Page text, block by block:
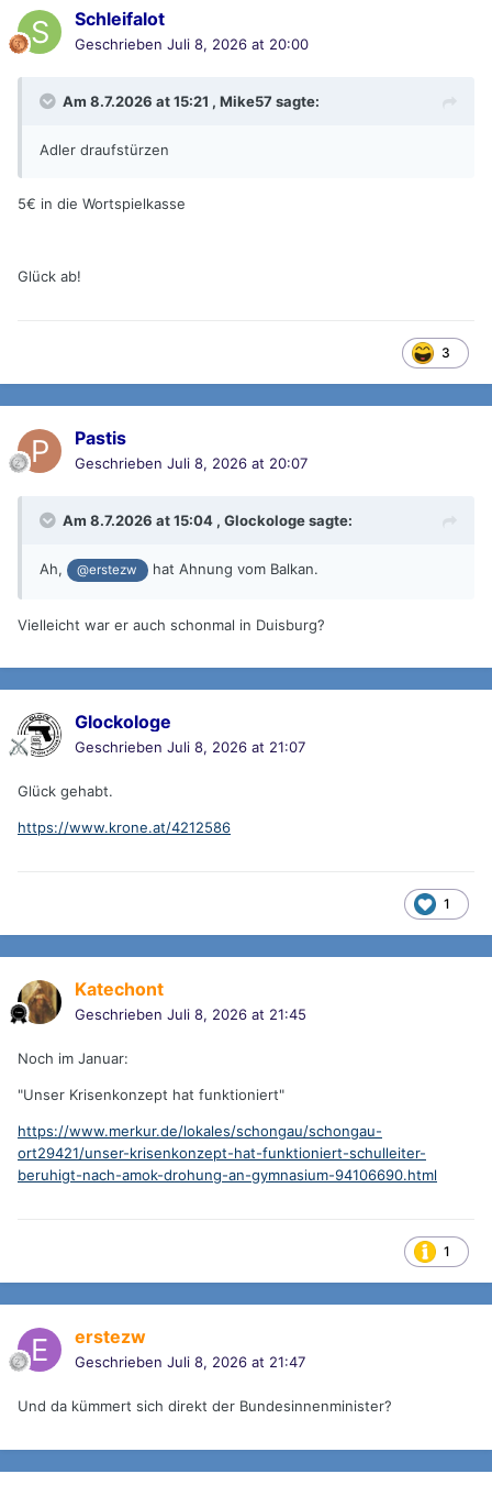
Schleifalot
Geschrieben Juli 8, 2026 at 20:00
Am 8.7.2026 at 15:21 , Mike57 sagte:
Adler draufstürzen
5€ in die Wortspielkasse
Glück ab!
3
Pastis
Geschrieben Juli 8, 2026 at 20:07
Am 8.7.2026 at 15:04 , Glockologesagte:
Ah, @erstezw hat Ahnung vom Balkan.
Vielleicht war er auch schonmal in Duisburg?
Glockologe
Geschrieben Juli 8, 2026 at 21:07
Glück gehabt.
https://www.krone.at/4212586
1
Katechont
Geschrieben Juli 8, 2026 at 21:45
Noch im Januar:
"Unser Krisenkonzept hat funktioniert"
https://www.merkur.de/lokales/schongau/schongau-
ort29421/unser-krisenkonzept-hat-funktioniert-schulleiter-
beruhigt-nach-amok-drohung-an-gymnasium-94106690.html
1
erstezw
Geschrieben Juli 8, 2026 at 21:47
Und da kümmert sich direkt der Bundesinnenminister?